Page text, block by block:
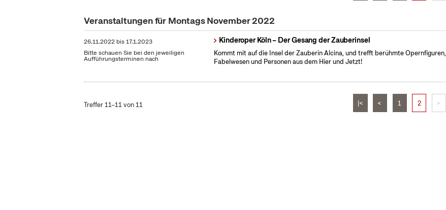
Veranstaltungen für Montags November 2022
26.11.2022 bis17.1.2023
Bitte schauen Sie bei den jeweiligen
Aufführungsterminen nach
Kinderoper Köln – Der Gesang der Zauberinsel
Kommt mit auf die Insel der Zauberin Alcina, und trefft berühmte Opernfiguren,
Fabelwesen und Personen aus dem Hier und Jetzt!
Treffer 11–11 von 11 |< < 1 2 >